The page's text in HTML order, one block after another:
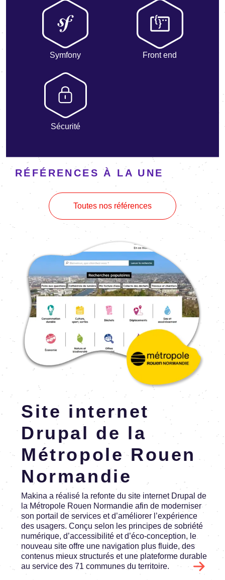
Symfony Front end
Sécurité
RÉFÉRENCES À LA UNE
Toutes nos références
Site inter­net
Drupal de la
Métro­pole Rouen
Norman­die
Makina a réalisé la refonte du site inter­net Drupal de
la Métro­pole Rouen Norman­die afin de moder­ni­ser
son portail de services et d’amé­lio­rer l’ex­pé­rience
des usagers. Conçu selon les prin­cipes de sobriété
numé­rique, d’ac­ces­si­bi­lité et d’éco-concep­tion, le
nouveau site offre une navi­ga­tion plus fluide, des
conte­nus mieux struc­tu­rés et une plate­forme durable
au service des 71 communes du terri­toire.
En savoir plus